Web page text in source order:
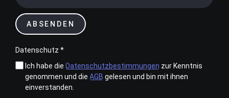
ABSENDEN
Datenschutz *
Ich habe die Datenschutzbestimmungen zur Kenntnis
genommen und die AGB gelesen und bin mit ihnen
einverstanden.